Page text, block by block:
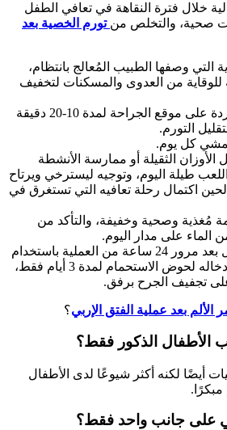
خلال فترة النقاهة في تعافي الطفل
صحية، والتخلص من تورم الخصية بعد
التي وصفها الطبيب المُعالج بانتظام،
للوقاية من العدوى والمسكنات لتخفيف
وضع الكمادات الباردة على موقع الجراحة لمدة 10-20 دقيقة
التورم.
كل يوم.
الثقيلة أو ممارسة الأنشطة
طيلة اليوم، وتوجيه ليسترخي ويرتاح
لحين اكتمال رحلة تعافيه التي تستغرق في
مُغذية وصحية وخفيفة، والتأكد من
الماء على مدار اليوم.
تنظيف جسد الطفل بعد مرور 24 ساعة من العملية باستخدام
الإسفنجة، وتجنب إدخاله لحوض الاستحمام لمدة 3 أيام فقط،
تجفيف الجرح برفق.
الألم بعد عملية الفتق الإربي؟
الأطفال الذكور فقط؟
أيضًا لكنه أكثر شيوعًا لدى الأطفال
مبكرًا.
على جانب واحد فقط؟